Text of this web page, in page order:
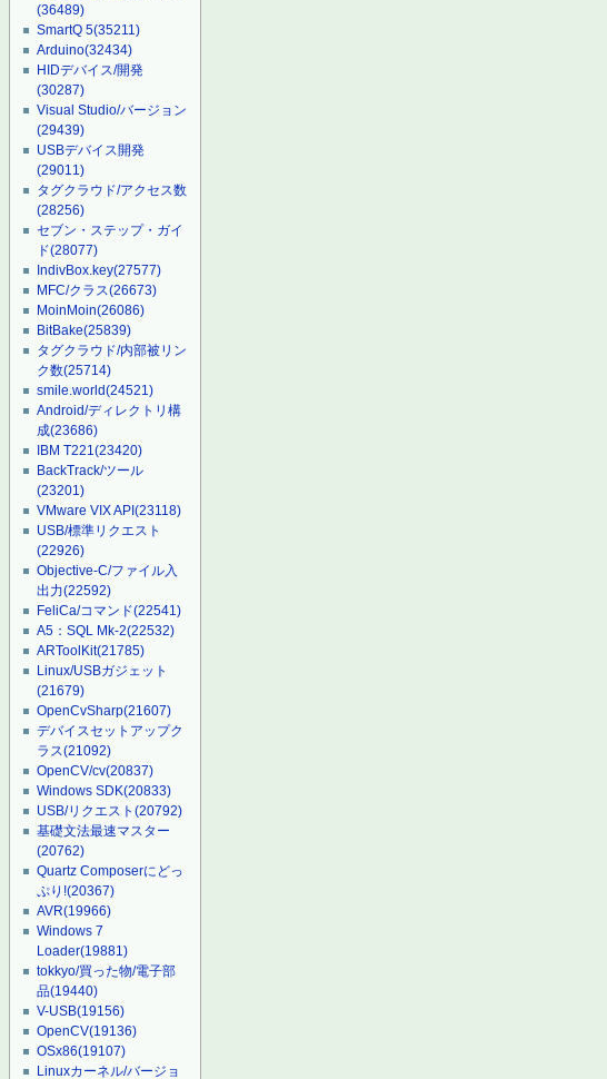
(36489)
SmartQ 5(35211)
Arduino(32434)
HIDデバイス/開発
(30287)
Visual Studio/バージョン
(29439)
USBデバイス開発
(29011)
タグクラウド/アクセス数
(28256)
セブン・ステップ・ガイ
ド(28077)
IndivBox.key(27577)
MFC/クラス(26673)
MoinMoin(26086)
BitBake(25839)
タグクラウド/内部被リン
ク数(25714)
smile.world(24521)
Android/ディレクトリ構
成(23686)
IBM T221(23420)
BackTrack/ツール
(23201)
VMware VIX API(23118)
USB/標準リクエスト
(22926)
Objective-C/ファイル入
出力(22592)
FeliCa/コマンド(22541)
A5：SQL Mk-2(22532)
ARToolKit(21785)
Linux/USBガジェット
(21679)
OpenCvSharp(21607)
デバイスセットアップク
ラス(21092)
OpenCV/cv(20837)
Windows SDK(20833)
USB/リクエスト(20792)
基礎文法最速マスター
(20762)
Quartz Composerにどっ
ぷり!(20367)
AVR(19966)
Windows 7
Loader(19881)
tokkyo/買った物/電子部
品(19440)
V-USB(19156)
OpenCV(19136)
OSx86(19107)
Linuxカーネル/バージョ